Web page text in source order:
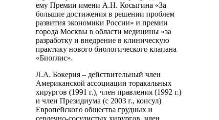
ему Премии имени А.Н. Косыгина «За
большие достижения в решении проблем
развития экономики России» и премии
города Москвы в области медицины «за
разработку и внедрение в клиническую
практику нового биологического клапана
«Биоглис».
Л.А. Бокерия – действительный член
Американской ассоциации торакальных
хирургов (1991 г.), член правления (1992 г.)
и член Президиума (с 2003 г., консул)
Европейского общества грудных и